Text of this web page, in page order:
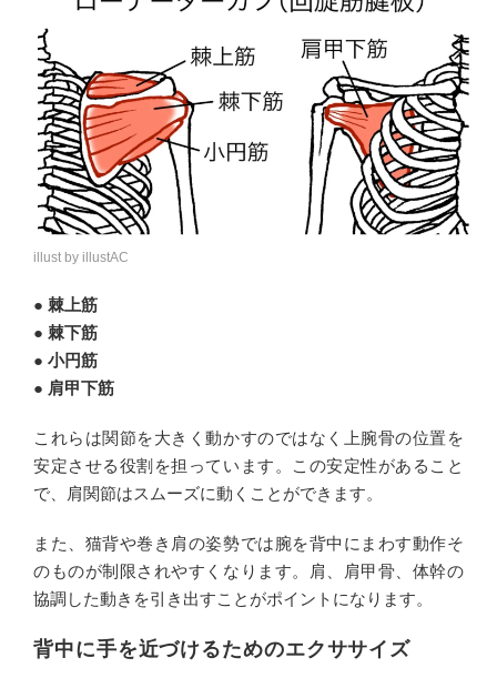
illust by illustAC
● 棘上筋
● 棘下筋
● 小円筋
● 肩甲下筋
これらは関節を大きく動かすのではなく上腕骨の位置を
安定させる役割を担っています。この安定性があること
で、肩関節はスムーズに動くことができます。
また、猫背や巻き肩の姿勢では腕を背中にまわす動作そ
のものが制限されやすくなります。肩、肩甲骨、体幹の
協調した動きを引き出すことがポイントになります。
背中に手を近づけるためのエクササイズ